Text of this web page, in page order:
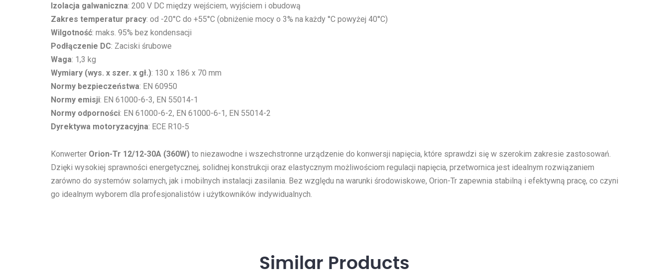
Izolacja galwaniczna: 200 V DC między wejściem, wyjściem i obudową
Zakres temperatur pracy: od -20°C do +55°C (obniżenie mocy o 3% na każdy °C powyżej 40°C)
Wilgotność: maks. 95% bez kondensacji
Podłączenie DC: Zaciski śrubowe
Waga: 1,3 kg
Wymiary (wys. x szer. x gł.): 130 x 186 x 70 mm
Normy bezpieczeństwa: EN 60950
Normy emisji: EN 61000-6-3, EN 55014-1
Normy odporności: EN 61000-6-2, EN 61000-6-1, EN 55014-2
Dyrektywa motoryzacyjna: ECE R10-5
Konwerter Orion-Tr 12/12-30A (360W) to niezawodne i wszechstronne urządzenie do konwersji napięcia, które sprawdzi się w szerokim zakresie zastosowań.
Dzięki wysokiej sprawności energetycznej, solidnej konstrukcji oraz elastycznym możliwościom regulacji napięcia, przetwornica jest idealnym rozwiązaniem
zarówno do systemów solarnych, jak i mobilnych instalacji zasilania. Bez względu na warunki środowiskowe, Orion-Tr zapewnia stabilną i efektywną pracę, co czyni
go idealnym wyborem dla profesjonalistów i użytkowników indywidualnych.
Similar Products